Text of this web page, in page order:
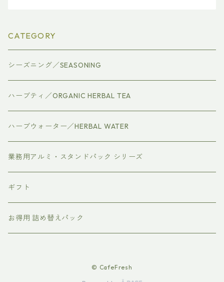
CATEGORY
シーズニング／SEASONING
ハーブティ／ORGANIC HERBAL TEA
ハーブウォーター／HERBAL WATER
業務用アルミ・スタンドパック シリーズ
ギフト
お得用 詰め替えパック
© CafeFresh